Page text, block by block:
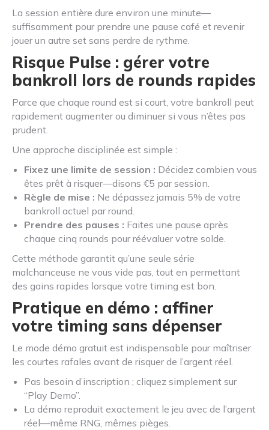
La session entière dure environ une minute—
suffisamment pour prendre une pause café et revenir
jouer un autre set sans perdre de rythme.
Risque Pulse : gérer votre
bankroll lors de rounds rapides
Parce que chaque round est si court, votre bankroll peut
rapidement augmenter ou diminuer si vous n’êtes pas
prudent.
Une approche disciplinée est simple :
Fixez une limite de session : Décidez combien vous
êtes prêt à risquer—disons €5 par session.
Règle de mise : Ne dépassez jamais 5% de votre
bankroll actuel par round.
Prendre des pauses : Faites une pause après
chaque cinq rounds pour réévaluer votre solde.
Cette méthode garantit qu’une seule série
malchanceuse ne vous vide pas, tout en permettant
des gains rapides lorsque votre timing est bon.
Pratique en démo : affiner
votre timing sans dépenser
Le mode démo gratuit est indispensable pour maîtriser
les courtes rafales avant de risquer de l’argent réel.
Pas besoin d’inscription ; cliquez simplement sur
“Play Demo”.
La démo reproduit exactement le jeu avec de l’argent
réel—même RNG, mêmes pièges.